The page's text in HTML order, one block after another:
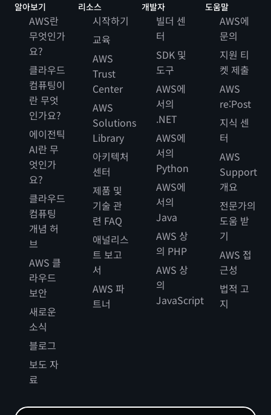
알아보기
AWS란
무엇인가
요?
클라우드
컴퓨팅이
란 무엇
인가요?
에이전틱
AI란 무
엇인가
요?
클라우드
컴퓨팅
개념 허
브
AWS 클
라우드
보안
새로운
소식
블로그
보도 자
료
리소스
시작하기
교육
AWS
Trust
Center
AWS
Solutions
Library
아키텍처
센터
제품 및
기술 관
련 FAQ
애널리스
트 보고
서
AWS 파
트너
개발자
빌더 센
터
SDK 및
도구
AWS에
서의
.NET
AWS에
서의
Python
AWS에
서의
Java
AWS 상
의 PHP
AWS 상
의
JavaScript
도움말
AWS에
문의
지원 티
켓 제출
AWS
re:Post
지식 센
터
AWS
Support
개요
전문가의
도움 받
기
AWS 접
근성
법적 고
지